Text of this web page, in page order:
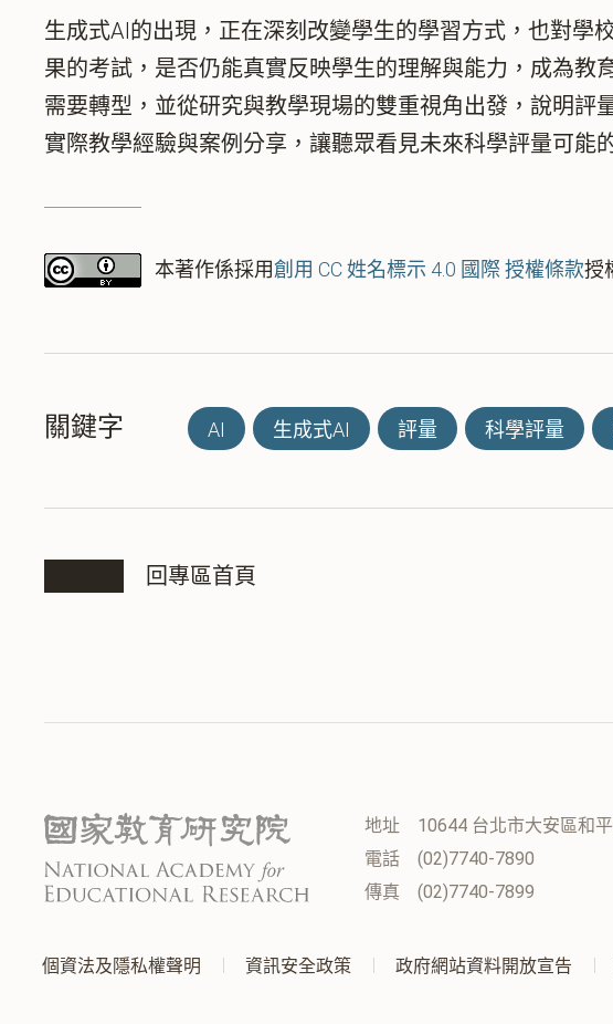
生成式AI的出現，正在深刻改變學生的學習方式，也對學
果的考試，是否仍能真實反映學生的理解與能力，成為
需要轉型，並從研究與教學現場的雙重視角出發，說明
實際教學經驗與案例分享，讓聽眾看見未來科學評量可能
本著作係採用創用 CC 姓名標示 4.0 國際 授權條款授
關鍵字 AI 生成式AI 評量 科學評量
回專區首頁
地址
10644 台北市大安區和
電話
(02)7740-7890
傳真
(02)7740-7899
個資法及隱私權聲明 資訊安全政策 政府網站資料開放宣告